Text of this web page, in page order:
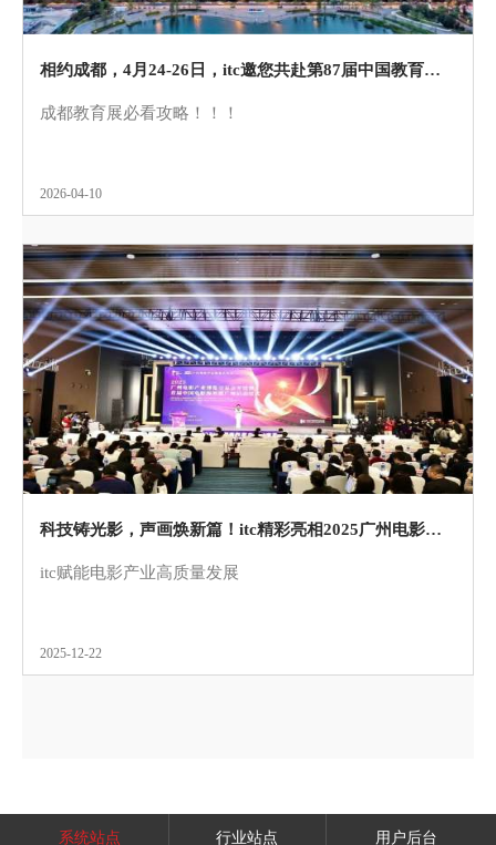
相约成都，4月24-26日，itc邀您共赴第87届中国教育装备展示会！
成都教育展必看攻略！！！
2026-04-10
科技铸光影，声画焕新篇！itc精彩亮相2025广州电影产业博览交易会！
itc赋能电影产业高质量发展
2025-12-22
系统站点 行业站点 用户后台